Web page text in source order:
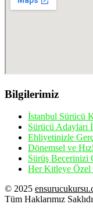
Bilgilerimiz
İstanbul Sürücü
Sürücü Adayları
Ehliyetinizle
Dönemsel ve
Sürüş Becerinizi
Her Kitleye Özel
© 2025
Tüm Haklarımız